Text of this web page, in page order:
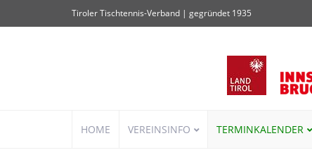
Tiroler Tischtennis-Verband | gegründet 1935
überspringen
HOME VEREINSINFO TERMINKALENDER